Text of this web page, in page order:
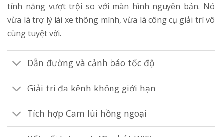
tính năng vượt trội so với màn hình nguyên bản. Nó
vừa là trợ lý lái xe thông mình, vừa là công cụ giải trí vô
cùng tuyệt vời.
Dẫn đường và cảnh báo tốc độ
Giải trí đa kênh không giới hạn
Tích hợp Cam lùi hồng ngoại